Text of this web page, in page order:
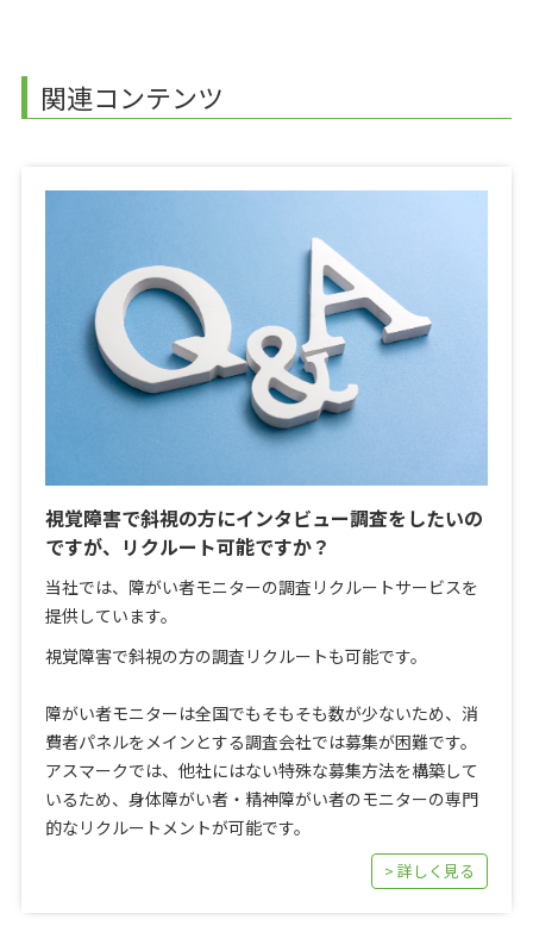
関連コンテンツ
視覚障害で斜視の方にインタビュー調査をしたいの
ですが、リクルート可能ですか？
当社では、障がい者モニターの調査リクルートサービスを
提供しています。
視覚障害で斜視の方の調査リクルートも可能です。
障がい者モニターは全国でもそもそも数が少ないため、消
費者パネルをメインとする調査会社では募集が困難です。
アスマークでは、他社にはない特殊な募集方法を構築して
いるため、身体障がい者・精神障がい者のモニターの専門
的なリクルートメントが可能です。
> 詳しく見る